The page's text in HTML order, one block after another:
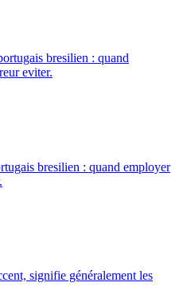
bresilien : quand
eviter.
bresilien : quand employer
signifie généralement les